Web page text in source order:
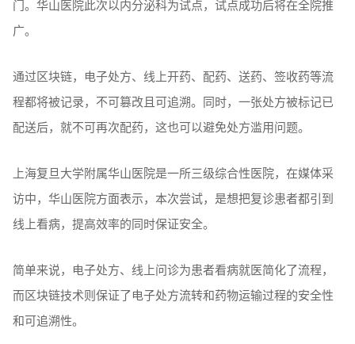
门。华山医院此次以内分泌科为试点，试点成功后将在全院推
广。
通过区块链，电子处方、线上开药、配药、送药、签收药等流
程都将被记录，不可篡改且可追溯。同时，一张处方被标记已
配送后，就不可再次配药，这也可以避免处方滥用问题。
上海复旦大学附属华山医院是一所三级综合性医院，在媒体采
访中，华山医院方面表示，本次尝试，是想把复诊患者都引到
线上看病，提高效率的同时保证安全。
简单来说，电子处方、线上问诊为患者看病就医简化了流程，
而区块链技术则保证了电子处方流转和药物运输过程的安全性
和可追溯性。